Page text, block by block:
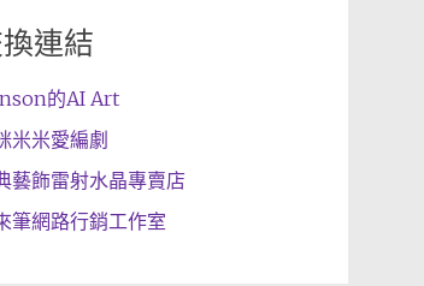
連結
的AI Art
米米愛編劇
藝飾雷射水晶專賣店
筆網路行銷工作室